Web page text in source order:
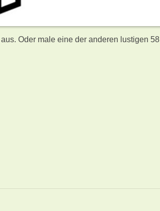
Oder male eine der anderen lustigen 58